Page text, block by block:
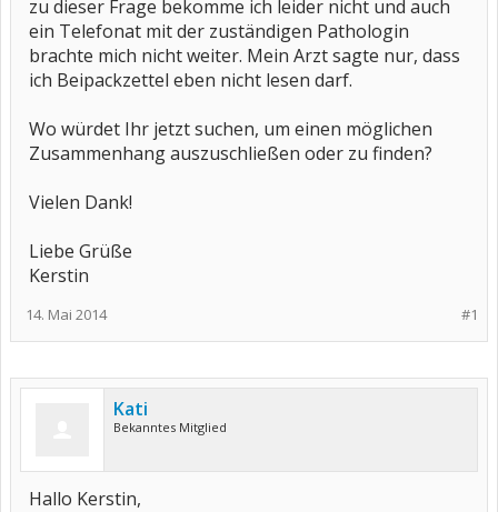
zu dieser Frage bekomme ich leider nicht und auch
ein Telefonat mit der zuständigen Pathologin
brachte mich nicht weiter. Mein Arzt sagte nur, dass
ich Beipackzettel eben nicht lesen darf.
Wo würdet Ihr jetzt suchen, um einen möglichen
Zusammenhang auszuschließen oder zu finden?
Vielen Dank!
Liebe Grüße
Kerstin
#1
14. Mai 2014
Kati
Bekanntes Mitglied
Hallo Kerstin,